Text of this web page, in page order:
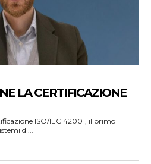
LA CERTIFICAZIONE
ISO/IEC 42001, il primo
di...